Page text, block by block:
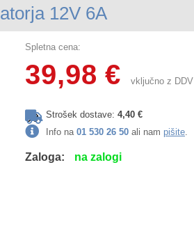
12V 6A
Spletna cena:
39,98 € vključno z DDV
Strošek dostave: 4,40 €
Info na 01 530 26 50 ali nam pišite.
Zaloga: na zalogi